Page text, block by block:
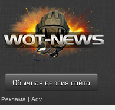
Обычная версия сайта
Реклама | Adv